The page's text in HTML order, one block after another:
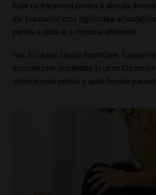
Este un tratament pentru a aborda
ale țesuturilor moi, rigiditatea
pentru a ajuta la o mișcare eficientă.
Noi, în cadrul clinicii SportCare, folosim
specializate dobândite în urma
Internațional pentru a ajuta fiecare